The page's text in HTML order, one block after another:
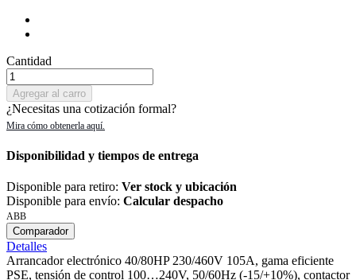
Cantidad
Agregar al carro
¿Necesitas una cotización formal?
Disponibilidad y tiempos de entrega
Disponible para retiro: Ver stock y ubicación
Disponible para envío: Calcular despacho
ABB
Comparador
Detalles
Arrancador electrónico 40/80HP 230/460V 105A, gama eficiente
PSE, tensión de control 100…240V, 50/60Hz (-15/+10%), contactor